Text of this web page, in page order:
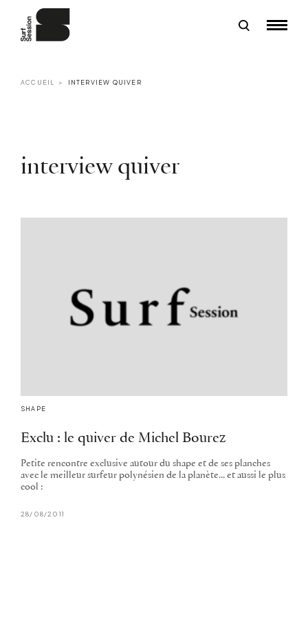
ACCUEIL INTERVIEW QUIVER
interview quiver
SHAPE
Exclu : le quiver de Michel Bourez
Petite rencontre exclusive autour du shape et de ses planches
avec le meilleur surfeur polynésien de la planète... et aussi le plus
cool :
28/08/2011